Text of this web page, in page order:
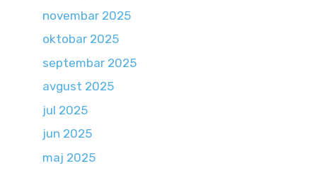
novembar 2025
oktobar 2025
septembar 2025
avgust 2025
jul 2025
jun 2025
maj 2025